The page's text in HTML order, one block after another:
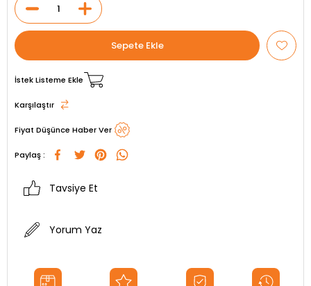
İstek Listeme Ekle
Karşılaştır
Fiyat Düşünce Haber Ver
Paylaş :
Tavsiye Et
Yorum Yaz